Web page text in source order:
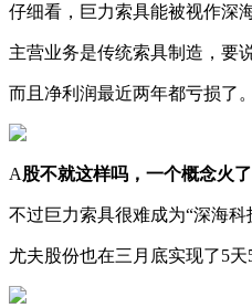
仔细看，巨力索具能被视作深
主营业务是传统索具制造，要
而且净利润最近两年都亏损了
A股不就这样吗，一个概念火
不过巨力索具很难成为“深海
尤夫股份也在三月底实现了5天